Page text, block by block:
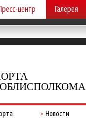
центр Галерея
Новости